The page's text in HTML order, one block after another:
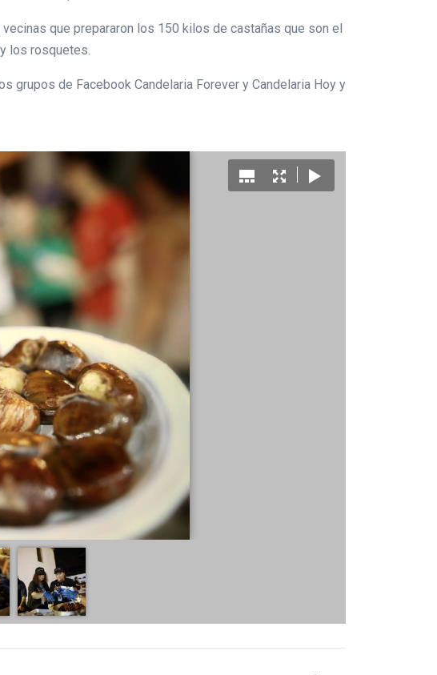
que prepararon los 150 kilos de castañas que son el
los rosquetes.
grupos de Facebook Candelaria Forever y Candelaria Hoy y